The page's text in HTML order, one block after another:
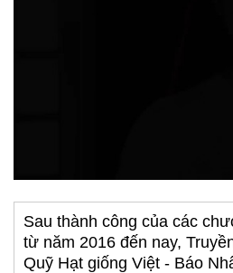
Sau thành công của các
từ năm 2016 đến nay,
Quỹ Hạt giống Việt - Báo